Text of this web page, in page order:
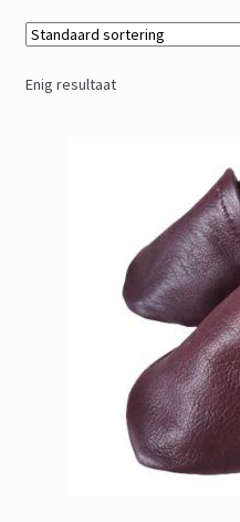
Afrekenen
Over Toetie & Zo
Enig resultaat